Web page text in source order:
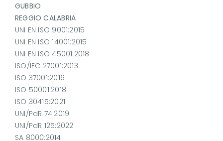
GUBBIO
REGGIO CALABRIA
UNI EN ISO 9001:2015
UNI EN ISO 14001:2015
UNI EN ISO 45001:2018
ISO/IEC 27001:2013
ISO 37001:2016
ISO 50001:2018
ISO 30415:2021
UNI/PdR 74:2019
UNI/PdR 125:2022
SA 8000:2014